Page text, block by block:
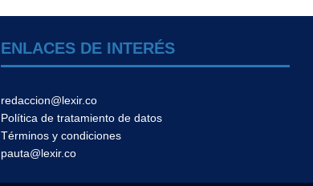
ENLACES DE INTERÉS
redaccion@lexir.co
Política de tratamiento de datos
Términos y condiciones
pauta@lexir.co